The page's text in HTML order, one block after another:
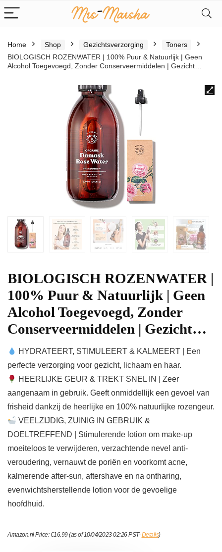
Home Shop Gezichtsverzorging
Toners
BIOLOGISCH ROZENWATER | 100% Puur & Natuurlijk | Geen
Alcohol Toegevoegd, Zonder Conserveermiddelen | Gezicht…
BIOLOGISCH ROZENWATER |
100% Puur & Natuurlijk | Geen
Alcohol Toegevoegd, Zonder
Conserveermiddelen | Gezicht…
HYDRATEERT, STIMULEERT & KALMEERT | Een
perfecte verzorging voor gezicht, lichaam en haar.
HEERLIJKE GEUR & TREKT SNEL IN | Zeer
aangenaam in gebruik. Geeft onmiddellijk een gevoel van
frisheid dankzij de heerlijke en 100% natuurlijke rozengeur.
VEELZIJDIG, ZUINIG IN GEBRUIK &
DOELTREFFEND | Stimulerende lotion om make-up
moeiteloos te verwijderen, verzachtende nevel anti-
veroudering, vernauwt de poriën en voorkomt acne,
kalmerende after-sun, aftershave en na ontharing,
evenwichtsherstellende lotion voor de gevoelige
hoofdhuid.
Amazon.nl Price:€16.99(as of 10/04/2023 02:26 PST-Details)